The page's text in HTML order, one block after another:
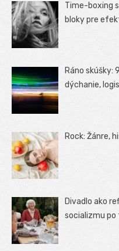
Time-boxing
bloky pre
Ráno skúšky:
dýchanie,
Rock: Žánre,
Divadlo ako
socializmu